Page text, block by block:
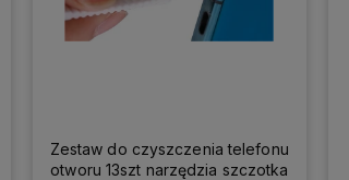
Zestaw do czyszczenia telefonu
otworu 13szt narzędzia szczotka